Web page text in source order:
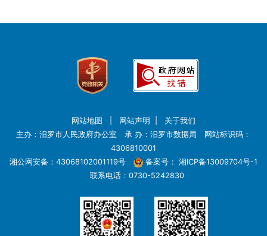
网站地图 网站声明
关于我们
主办：汨罗市人民政府办公室 承 办：汨罗市数据局 网站标识码：
4306810001
湘公网安备：43068102001119号
备案号： 湘ICP备13009704号-1
联系电话：0730-5242830